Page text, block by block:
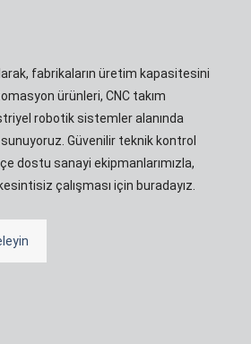
fabrikaların üretim kapasitesini
ürünleri, CNC takım
robotik sistemler alanında
Güvenilir teknik kontrol
dostu sanayi ekipmanlarımızla,
çalışması için buradayız.